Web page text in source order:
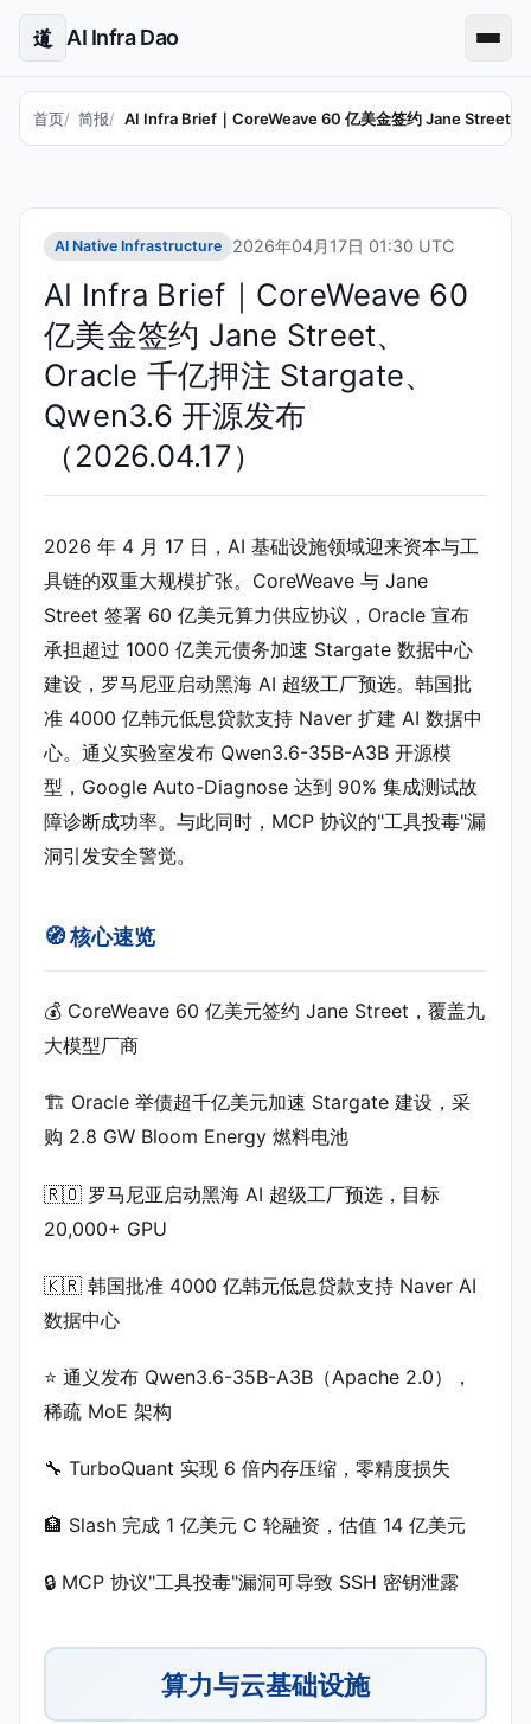
道 AI Infra Dao
首页 简报 AI Infra Brief｜CoreWeave 60 亿美金签约 Jane Street
AI Native Infrastructure 2026年04月17日 01:30 UTC
AI Infra Brief｜CoreWeave 60
亿美金签约 Jane Street、
Oracle 千亿押注 Stargate、
Qwen3.6 开源发布
（2026.04.17）
2026 年 4 月 17 日，AI 基础设施领域迎来资本与工
具链的双重大规模扩张。CoreWeave 与 Jane
Street 签署 60 亿美元算力供应协议，Oracle 宣布
承担超过 1000 亿美元债务加速 Stargate 数据中心
建设，罗马尼亚启动黑海 AI 超级工厂预选。韩国批
准 4000 亿韩元低息贷款支持 Naver 扩建 AI 数据中
心。通义实验室发布 Qwen3.6-35B-A3B 开源模
型，Google Auto-Diagnose 达到 90% 集成测试故
障诊断成功率。与此同时，MCP 协议的"工具投毒"漏
洞引发安全警觉。
🧭 核心速览
💰 CoreWeave 60 亿美元签约 Jane Street，覆盖九
大模型厂商
🏗️ Oracle 举债超千亿美元加速 Stargate 建设，采
购 2.8 GW Bloom Energy 燃料电池
🇷🇴 罗马尼亚启动黑海 AI 超级工厂预选，目标
20,000+ GPU
🇰🇷 韩国批准 4000 亿韩元低息贷款支持 Naver AI
数据中心
⭐ 通义发布 Qwen3.6-35B-A3B（Apache 2.0），
稀疏 MoE 架构
🔧 TurboQuant 实现 6 倍内存压缩，零精度损失
🏦 Slash 完成 1 亿美元 C 轮融资，估值 14 亿美元
🔒 MCP 协议"工具投毒"漏洞可导致 SSH 密钥泄露
算力与云基础设施